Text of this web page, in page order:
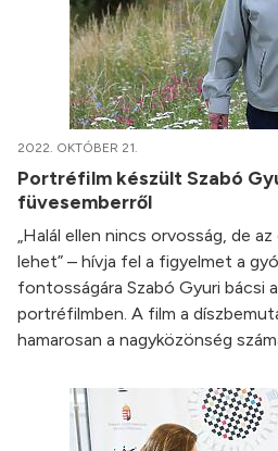
2022. OKTÓBER 21.
Portréfilm készült Szabó
füvesemberről
„Halál ellen nincs orvosság, de
lehet” – hívja fel a figyelmet a
fontosságára Szabó Gyuri bácsi
portréfilmben. A film a
hamarosan a nagyközönség